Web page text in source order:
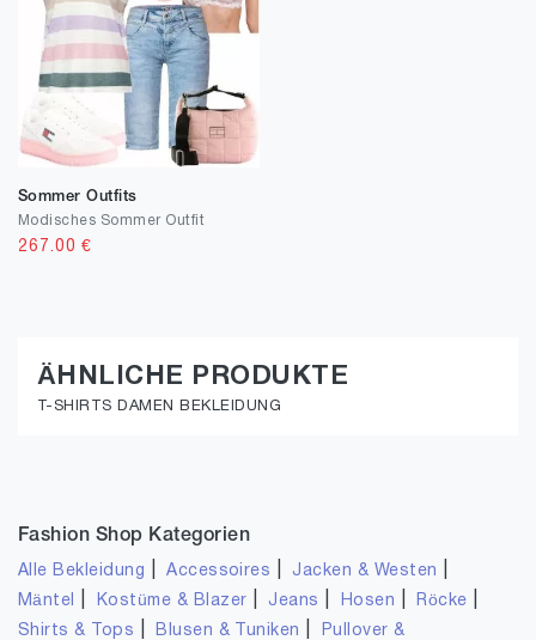
Sommer Outfits
Modisches Sommer Outfit
267.00 €
ÄHNLICHE PRODUKTE
T-SHIRTS DAMEN BEKLEIDUNG
Fashion Shop Kategorien
Alle Bekleidung |Accessoires Jacken & Westen
Mäntel Kostüme & Blazer Jeans Hosen Röcke
Shirts & Tops Blusen & Tuniken
Pullover &